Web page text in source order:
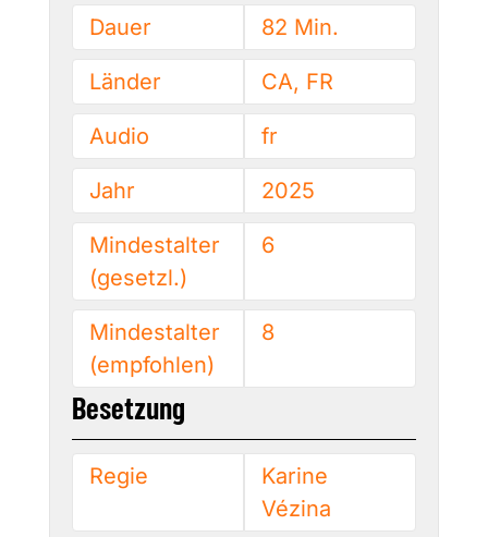
Dauer 82 Min.
Länder CA, FR
Audio fr
Jahr 2025
Mindestalter
(gesetzl.)
6
Mindestalter
(empfohlen)
8
Besetzung
Regie
Karine
Vézina